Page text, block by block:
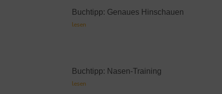
Buchtipp: Genaues Hinschauen
lesen
Buchtipp: Nasen-Training
lesen